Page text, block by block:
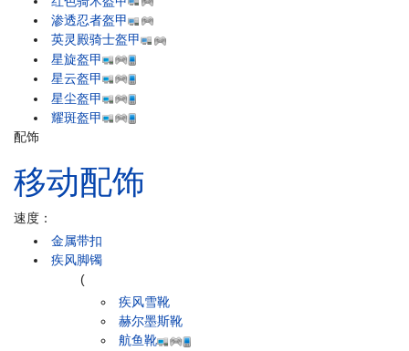
渗透忍者盔甲
英灵殿骑士盔甲
星旋盔甲
星云盔甲
星尘盔甲
耀斑盔甲
配饰
移动配饰
速度：
金属带扣
疾风脚镯
(
疾风雪靴
赫尔墨斯靴
航鱼靴